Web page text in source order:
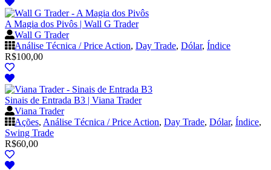
A Magia dos Pivôs | Wall G Trader
Wall G Trader
Análise Técnica / Price Action, Day Trade, Dólar, Índice
R$100,00
Sinais de Entrada B3 | Viana Trader
Viana Trader
Ações, Análise Técnica / Price Action, Day Trade, Dólar, Índice,
Swing Trade
R$60,00